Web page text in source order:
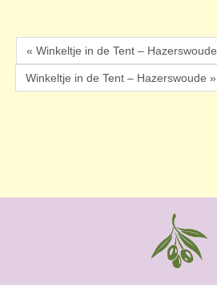
« Winkeltje in de Tent – Hazerswoude
Winkeltje in de Tent – Hazerswoude »